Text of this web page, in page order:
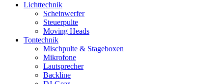
Lichttechnik
Scheinwerfer
Steuerpulte
Moving Heads
Tontechnik
Mischpulte & Stageboxen
Mikrofone
Lautsprecher
Backline